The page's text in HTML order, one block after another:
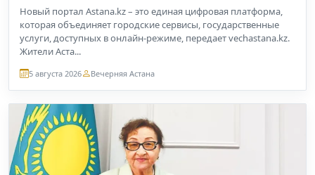
Новый портал Astana.kz – это единая цифровая платформа,
которая объединяет городские сервисы, государственные
услуги, доступных в онлайн-режиме, передает vechastana.kz.
Жители Аста...
5 августа 2026 Вечерняя Астана